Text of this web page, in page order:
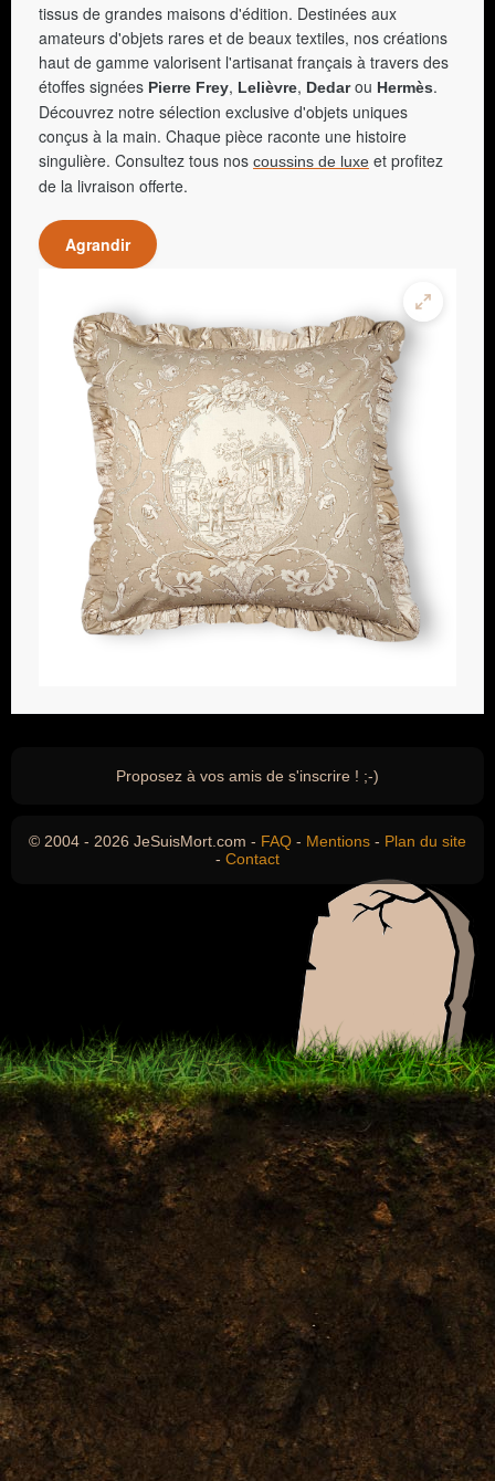
tissus de grandes maisons d'édition. Destinées aux
amateurs d'objets rares et de beaux textiles, nos créations
haut de gamme valorisent l'artisanat français à travers des
étoffes signées Pierre Frey, Lelièvre, Dedarou Hermès.
Découvrez notre sélection exclusive d'objets uniques
conçus à la main. Chaque pièce raconte une histoire
singulière. Consultez tous nos coussins de luxe et profitez
de la livraison offerte.
Agrandir
Proposez à vos amis de s'inscrire ! ;-)
© 2004 - 2026 JeSuisMort.com - FAQ - Mentions - Plan du site
- Contact